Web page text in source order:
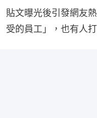
貼文曝光後引發網友
受的員工」，也有人